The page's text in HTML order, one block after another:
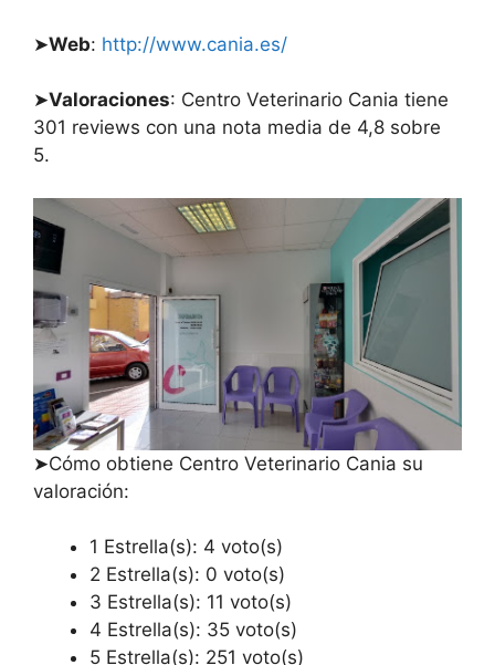
➤Web: http://www.cania.es/
➤Valoraciones: Centro Veterinario Cania tiene
301 reviews con una nota media de 4,8 sobre
5.
➤Cómo obtiene Centro Veterinario Cania su
valoración:
1 Estrella(s): 4 voto(s)
2 Estrella(s): 0 voto(s)
3 Estrella(s): 11 voto(s)
4 Estrella(s): 35 voto(s)
5 Estrella(s): 251 voto(s)